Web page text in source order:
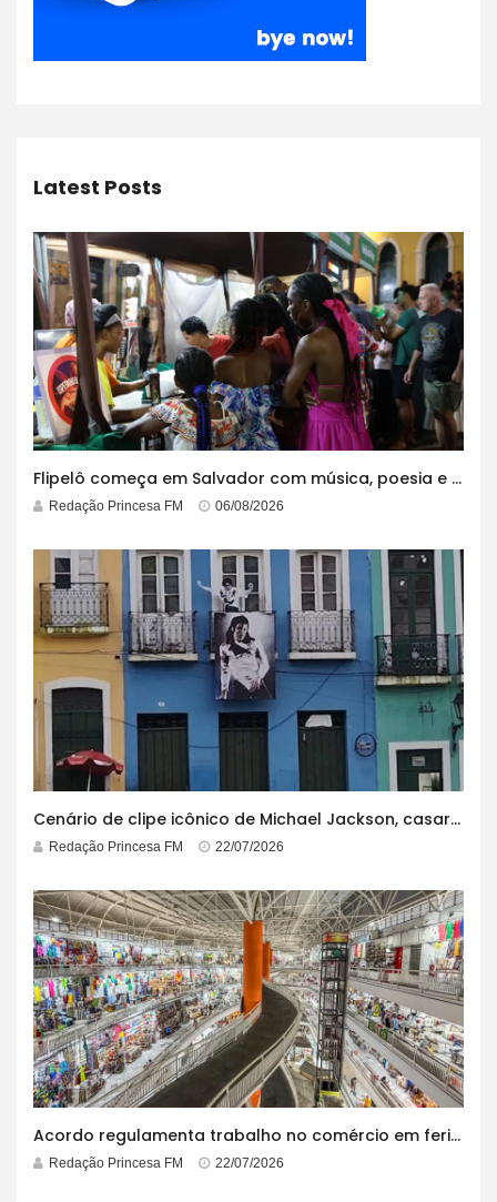
Latest Posts
Flipelô começa em Salvador com música, poesia e grande participação
Redação Princesa FM 06/08/2026
Cenário de clipe icônico de Michael Jackson, casarão azul no centro do Pelourinho enfrenta ordem de desocupação
Redação Princesa FM 22/07/2026
Acordo regulamenta trabalho no comércio em feriados
Redação Princesa FM 22/07/2026